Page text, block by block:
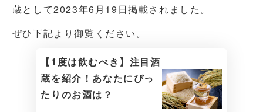
蔵として2023年6月19日掲載されました。
ぜひ下記より御覧ください。
【1度は飲むべき】注目酒
蔵を紹介！あなたにぴっ
たりのお酒は？